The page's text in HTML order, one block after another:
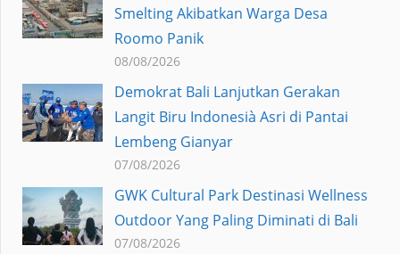
Smelting Akibatkan Warga Desa
Roomo Panik
08/08/2026
Demokrat Bali Lanjutkan Gerakan
Langit Biru Indonesià Asri di Pantai
Lembeng Gianyar
07/08/2026
GWK Cultural Park Destinasi Wellness
Outdoor Yang Paling Diminati di Bali
07/08/2026